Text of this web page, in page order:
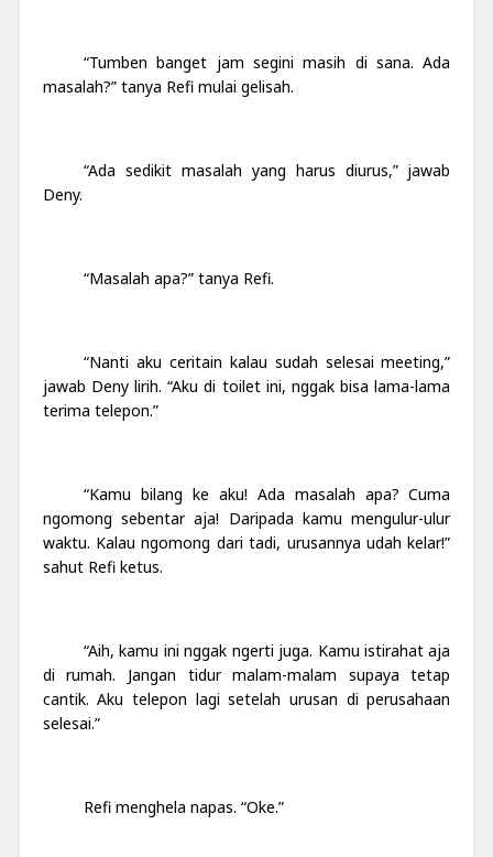
“Tumben banget jam segini masih di sana. Ada
masalah?” tanya Refi mulai gelisah.
“Ada sedikit masalah yang harus diurus,” jawab
Deny.
“Masalah apa?” tanya Refi.
“Nanti aku ceritain kalau sudah selesai meeting,”
jawab Deny lirih. “Aku di toilet ini, nggak bisa lama-lama
terima telepon.”
“Kamu bilang ke aku! Ada masalah apa? Cuma
ngomong sebentar aja! Daripada kamu mengulur-ulur
waktu. Kalau ngomong dari tadi, urusannya udah kelar!”
sahut Refi ketus.
“Aih, kamu ini nggak ngerti juga. Kamu istirahat aja
di rumah. Jangan tidur malam-malam supaya tetap
cantik. Aku telepon lagi setelah urusan di perusahaan
selesai.”
Refi menghela napas. “Oke.”